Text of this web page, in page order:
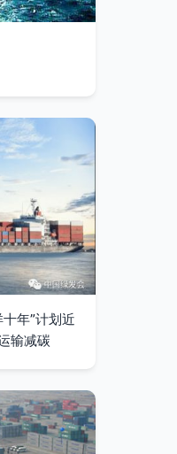
年”计划近
输减碳